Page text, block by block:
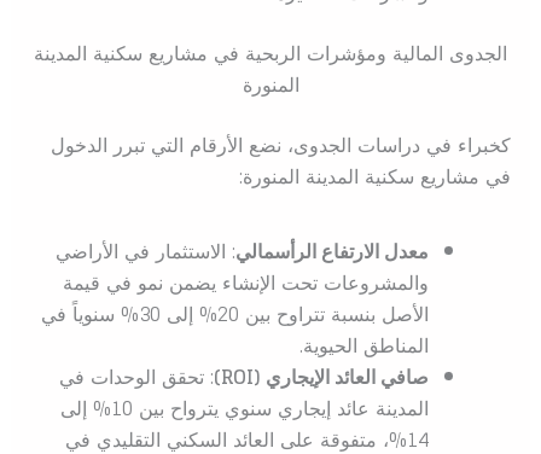
الجدوى المالية ومؤشرات الربحية في مشاريع سكنية المدينة
المنورة
كخبراء في دراسات الجدوى، نضع الأرقام التي تبرر الدخول
في مشاريع سكنية المدينة المنورة:
معدل الارتفاع الرأسمالي: الاستثمار في الأراضي
والمشروعات تحت الإنشاء يضمن نمو في قيمة
الأصل بنسبة تتراوح بين 20% إلى 30% سنوياً في
المناطق الحيوية.
صافي العائد الإيجاري (ROI)
: تحقق الوحدات في
المدينة عائد إيجاري سنوي يترواح بين 10% إلى
14%، متفوقة على العائد السكني التقليدي في